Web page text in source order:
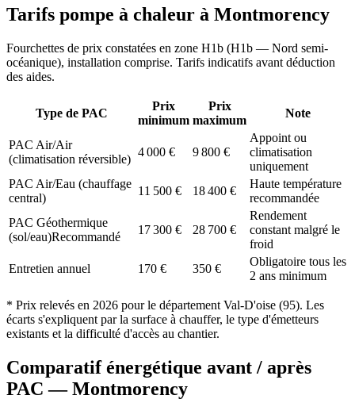
Tarifs pompe à chaleur à Montmorency
Fourchettes de prix constatées en zone H1b (H1b — Nord semi-
océanique), installation comprise. Tarifs indicatifs avant déduction
des aides.
Type de PAC
Prix
minimum
Prix
maximum
Note
PAC Air/Air
(climatisation réversible)
4 000 € 9 800 €
Appoint ou
climatisation
uniquement
PAC Air/Eau (chauffage
central)
11 500 € 18 400 €
Haute température
recommandée
PAC Géothermique
(sol/eau)Recommandé
17 300 € 28 700 €
Rendement
constant malgré le
froid
Entretien annuel
170 € 350 €
Obligatoire tous les
2 ans minimum
* Prix relevés en 2026 pour le département Val-D'oise (95). Les
écarts s'expliquent par la surface à chauffer, le type d'émetteurs
existants et la difficulté d'accès au chantier.
Comparatif énergétique avant / après
PAC —Montmorency